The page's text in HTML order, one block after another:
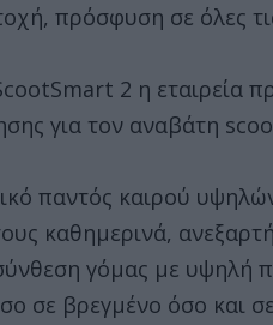
πρόσφυση σε όλες
2 η εταιρεία
για τον αναβάτη
παντός καιρού
καθημερινά,
γόμας με υψηλή
σε βρεγμένο όσο και